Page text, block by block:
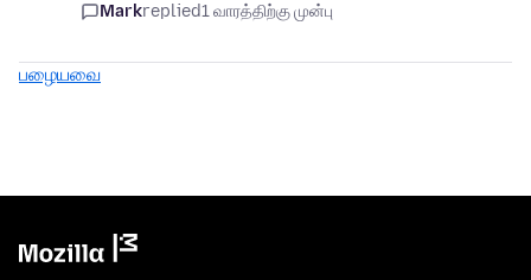
Markreplied1 வாரத்திற்கு முன்பு
பழையவை